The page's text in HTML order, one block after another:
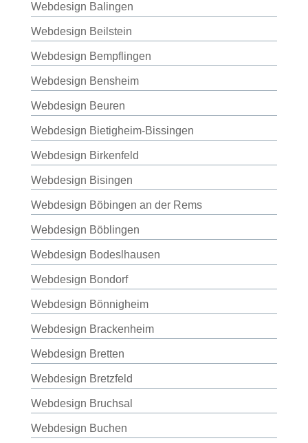
Webdesign Balingen
Webdesign Beilstein
Webdesign Bempflingen
Webdesign Bensheim
Webdesign Beuren
Webdesign Bietigheim-Bissingen
Webdesign Birkenfeld
Webdesign Bisingen
Webdesign Böbingen an der Rems
Webdesign Böblingen
Webdesign Bodeslhausen
Webdesign Bondorf
Webdesign Bönnigheim
Webdesign Brackenheim
Webdesign Bretten
Webdesign Bretzfeld
Webdesign Bruchsal
Webdesign Buchen